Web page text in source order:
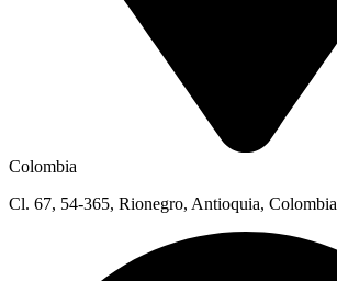
Colombia
Cl. 67, 54-365, Rionegro, Antioquia, Colombia